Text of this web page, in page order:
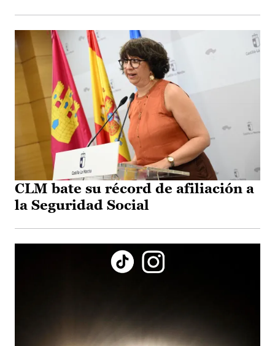
CLM bate su récord de afiliación a
la Seguridad Social